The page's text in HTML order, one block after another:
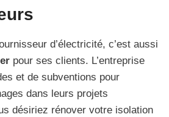
d’électricité, c’est aussi
pour ses clients. L’entreprise
et de subventions pour
dans leurs projets
désiriez rénover votre isolation